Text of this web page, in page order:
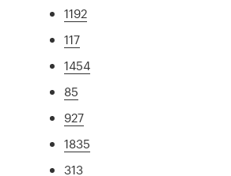
1192
117
1454
85
927
1835
313